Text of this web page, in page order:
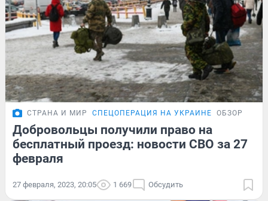
СТРАНА И МИР СПЕЦОПЕРАЦИЯ НА УКРАИНЕ ОБЗОР
Добровольцы получили право на
бесплатный проезд: новости СВО за 27
февраля
27 февраля, 2023, 20:05 1 669 Обсудить